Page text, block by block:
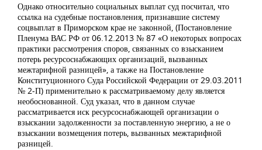
Однако относительно социальных выплат суд посчитал, что
ссылка на судебные постановления, признавшие систему
соцвыплат в Приморском крае не законной, (Постановление
Пленума ВАС РФ от 06.12.2013 № 87 «О некоторых вопросах
практики рассмотрения споров, связанных со взысканием
потерь ресурсоснабжающих организаций, вызванных
межтарифной разницей», а также на Постановление
Конституционного Суда Российской Федерации от 29.03.2011
№ 2-П) применительно к рассматриваемому делу является
необоснованной. Суд указал, что в данном случае
рассматривается иск ресурсоснабжающей организации о
взыскании задолженности за поставленную энергию, а не о
взыскании возмещения потерь, вызванных межтарифной
разницей.